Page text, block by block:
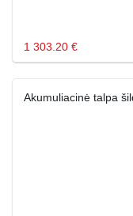
1 303.20 €
Akumuliacinė talpa